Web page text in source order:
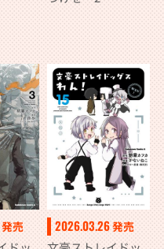
発売 2026.03.26発売